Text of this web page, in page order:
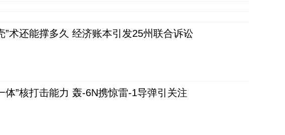
”术还能撑多久 经济账本引发25州联合诉讼
体”核打击能力 轰-6N携惊雷-1导弹引关注